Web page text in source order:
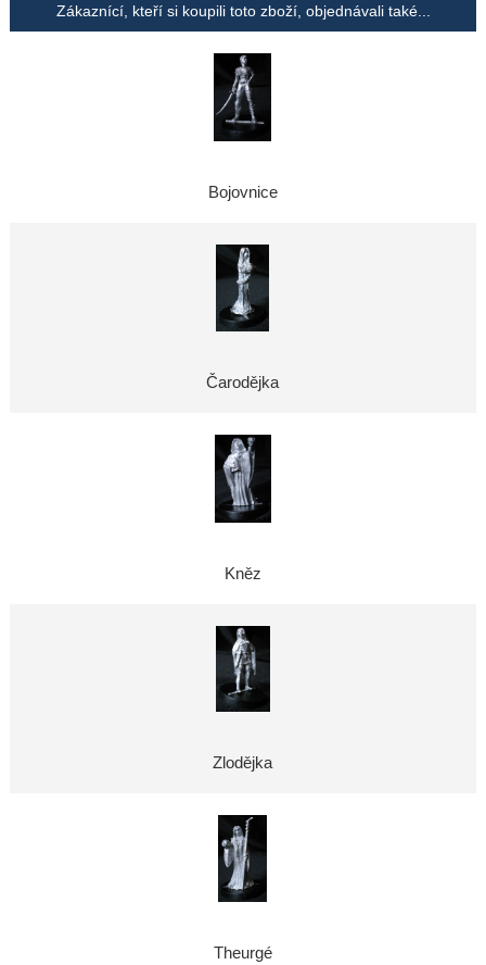
Zákaznící, kteří si koupili toto zboží, objednávali také...
Bojovnice
Čarodějka
Kněz
Zlodějka
Theurgé